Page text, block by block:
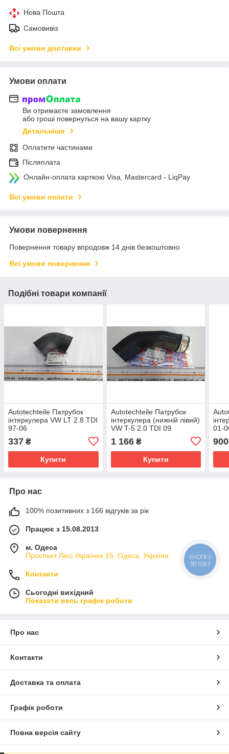
Нова Пошта
Самовивіз
Всі умови доставки
Умови оплати
Ви отримаєте замовлення
або гроші повернуться на вашу картку
Детальніше
Оплатити частинами
Післяплата
Онлайн-оплата карткою Visa, Mastercard - LiqPay
Всі умови оплати
Умови повернення
Повернення товару впродовж 14 днів безкоштовно
Всі умови повернення
Подібні товари компанії
Autotechteile Патрубок
інтеркулера VW LT 2.8 TDI
97-06
337 ₴
Купити
Autotechteile Патрубок
інтеркулера (нижній лівий)
VW T-5 2.0 TDI 09
1 166₴
Купити
01-
900
Про нас
100% позитивних з 166 відгуків за рік
Працює з 15.08.2013
м. Одеса
Проспект Лесі Українки 15, Одеса, Україна
Контакти
Сьогодні вихідний
Показати весь графік роботи
Про нас
Контакти
Доставка та оплата
Графік роботи
Повна версія сайту
КНОПКА
ЗВ'ЯЗКУ